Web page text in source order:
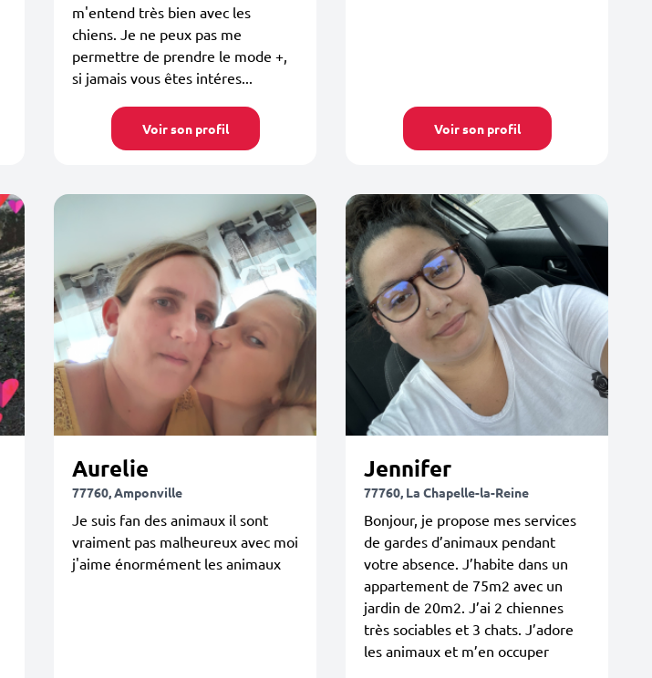
m'entend très bien avec les
chiens. Je ne peux pas me
permettre de prendre le mode +,
si jamais vous êtes intéres...
Voir son profil Voir son profil
Aurelie
77760, Amponville
Je suis fan des animaux il sont
vraiment pas malheureux avec moi
j'aime énormément les animaux
Jennifer
77760, La Chapelle-la-Reine
Bonjour, je propose mes services
de gardes d’animaux pendant
votre absence. J’habite dans un
appartement de 75m2 avec un
jardin de 20m2. J’ai 2 chiennes
très sociables et 3 chats. J’adore
les animaux et m’en occuper